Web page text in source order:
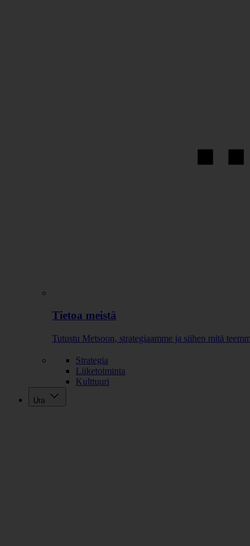
Tietoa meistä
Tutustu Metsoon, strategiaamme ja siihen mitä
Strategia
Liiketoiminta
Kulttuuri
Ura